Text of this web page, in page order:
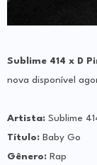
Sublime 414 x D
nova disponível
Artista: Sublime
Título: Baby Go
Gênero: Rap